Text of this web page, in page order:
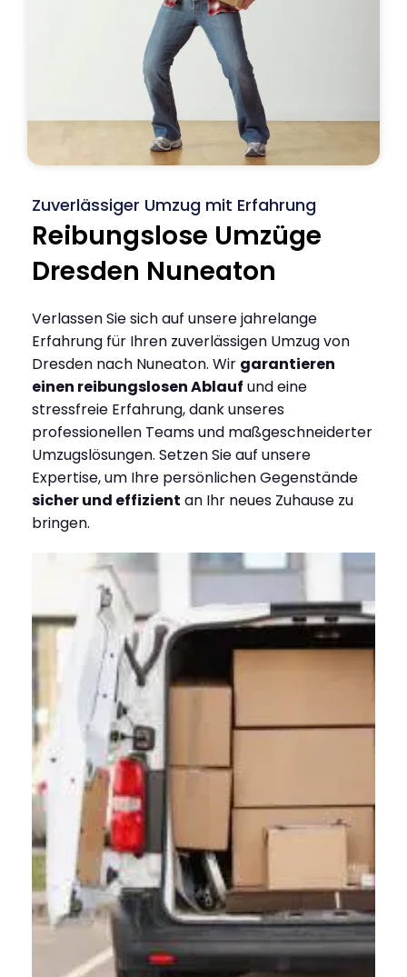
Zuverlässiger Umzug mit Erfahrung
Reibungslose Umzüge
Dresden Nuneaton
Verlassen Sie sich auf unsere jahrelange
Erfahrung für Ihren zuverlässigen Umzug von
Dresden nach Nuneaton. Wir garantieren
einen reibungslosen Ablauf und eine
stressfreie Erfahrung, dank unseres
professionellen Teams und maßgeschneiderter
Umzugslösungen. Setzen Sie auf unsere
Expertise, um Ihre persönlichen Gegenstände
sicher und effizient an Ihr neues Zuhause zu
bringen.